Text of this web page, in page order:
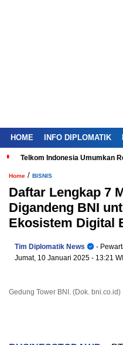
HOME INFO DIPLOMATIK
Telkom Indonesia Umumkan
Home / BISNIS
Daftar Lengkap 7
Digandeng BNI
Ekosistem Digital
Tim Diplomatik News
-
Jumat, 10 Januari 2025 - 13:21
Gedung Tower BNI. (Dok. bni.co.id)